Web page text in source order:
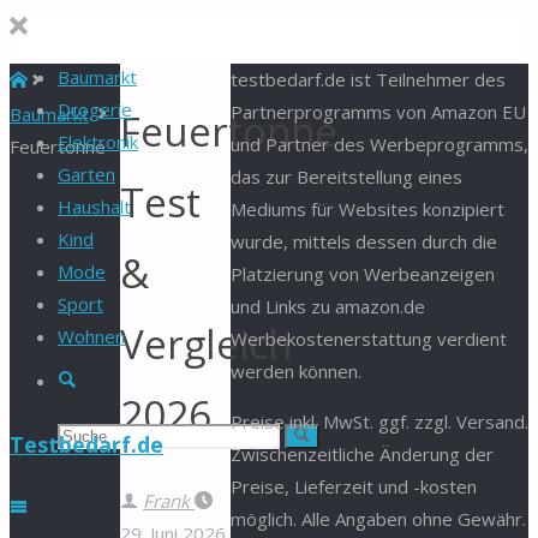
Baumarkt
Drogerie
Elektronik
Garten
Haushalt
Kind
Mode
Sport
Wohnen
Suche
Suchen Suche
Testbedarf.de
Start
Baumarkt
Feuertonne Feuertonne
Test
&
Vergleich
2026
Frank
29. Juni 2026
testbedarf.de ist Teilnehmer des
Partnerprogramms von Amazon EU
und Partner des Werbeprogramms,
das zur Bereitstellung eines
Mediums für Websites konzipiert
wurde, mittels dessen durch die
Platzierung von Werbeanzeigen
und Links zu amazon.de
Werbekostenerstattung verdient
werden können.
Preise inkl. MwSt. ggf. zzgl. Versand.
Zwischenzeitliche Änderung der
Preise, Lieferzeit und -kosten
möglich. Alle Angaben ohne Gewähr.